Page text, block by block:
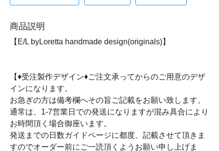
商品説明
【E/L byLoretta handmade design(originals)】
【♦受注製作デザイン♦ご注文承ってからのご用意のデザ
インになります。
お急ぎの方は備考欄へその旨ご記載をお願い致します。
通常は、1-7営業日での発送になりますが混み具合により
お時間頂く場合御座います。
発送までの日数ガイドページに都度、記載させて頂きま
すのでオーダー前にご一読頂くようお願い申し上げま